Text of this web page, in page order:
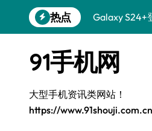
到
热点
Galaxy S24+
Galaxy A56
三星Galaxy
S25美化秘籍
91手机网
大型手机资讯类网站！
https://www.91shouji.com.cn